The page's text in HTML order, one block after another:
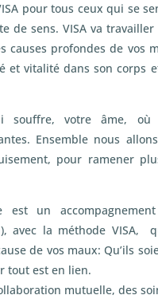
pour tous ceux qui se
de sens. VISA va
causes profondes de vos
et vitalité dans son corps
votre âme, où
Ensemble nous
pour ramener
est un
avec la méthode VISA,
de vos maux: Qu’ils
tout est en lien.
mutuelle, des